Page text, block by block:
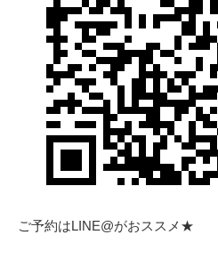
ご予約はLINE@がおススメ★